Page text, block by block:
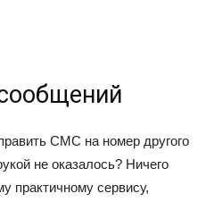
СМС на номер другого
не оказалось? Ничего
практичному сервису,